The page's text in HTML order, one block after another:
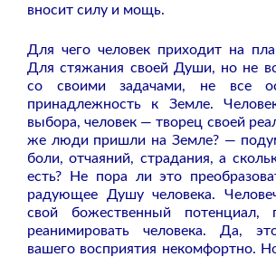
вносит силу и мощь.
Для чего человек приходит на
Для стяжания своей Души, но не
со своими задачами, не все
принадлежность к Земле.
выбора, человек — творец своей
же люди пришли на Земле? —
боли, отчаяний, страдания, а
есть? Не пора ли это
радующее Душу человека.
свой божественный потенциал,
реанимировать человека. Да,
вашего восприятия некомфортно.